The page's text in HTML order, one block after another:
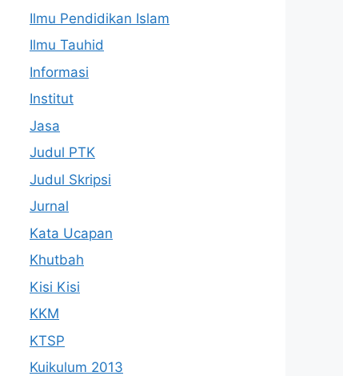
Ilmu Pendidikan Islam
Ilmu Tauhid
Informasi
Institut
Jasa
Judul PTK
Judul Skripsi
Jurnal
Kata Ucapan
Khutbah
Kisi Kisi
KKM
KTSP
Kuikulum 2013